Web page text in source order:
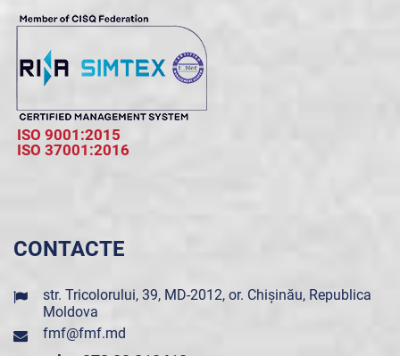
ISO 9001:2015
ISO 37001:2016
CONTACTE
str. Tricolorului, 39, MD-2012, or. Chișinău, Republica
Moldova
fmf@fmf.md